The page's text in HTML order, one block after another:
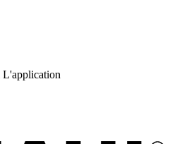
L'application